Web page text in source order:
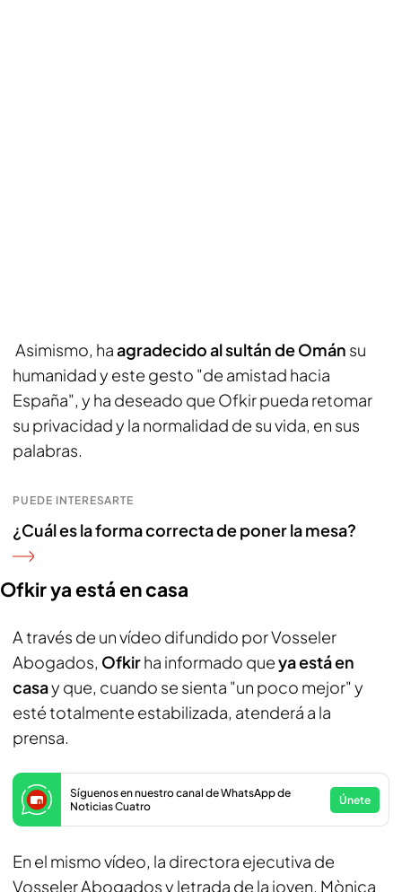
Asimismo, haagradecido al sultán de Omán su
humanidad y este gesto "de amistad hacia
España", y ha deseado que Ofkir pueda retomar
su privacidad y la normalidad de su vida, en sus
palabras.
PUEDE INTERESARTE
¿Cuál es la forma correcta de poner la mesa?
Ofkir ya está en casa
A través de un vídeo difundido por Vosseler
Abogados, Ofkirha informado queya está en
casay que, cuando se sienta "un poco mejor" y
esté totalmente estabilizada, atenderá a la
prensa.
Síguenos en nuestro canal de WhatsApp de
Noticias Cuatro
Únete
En el mismo vídeo, la directora ejecutiva de
Vosseler Abogados y letrada de la joven, Mònica